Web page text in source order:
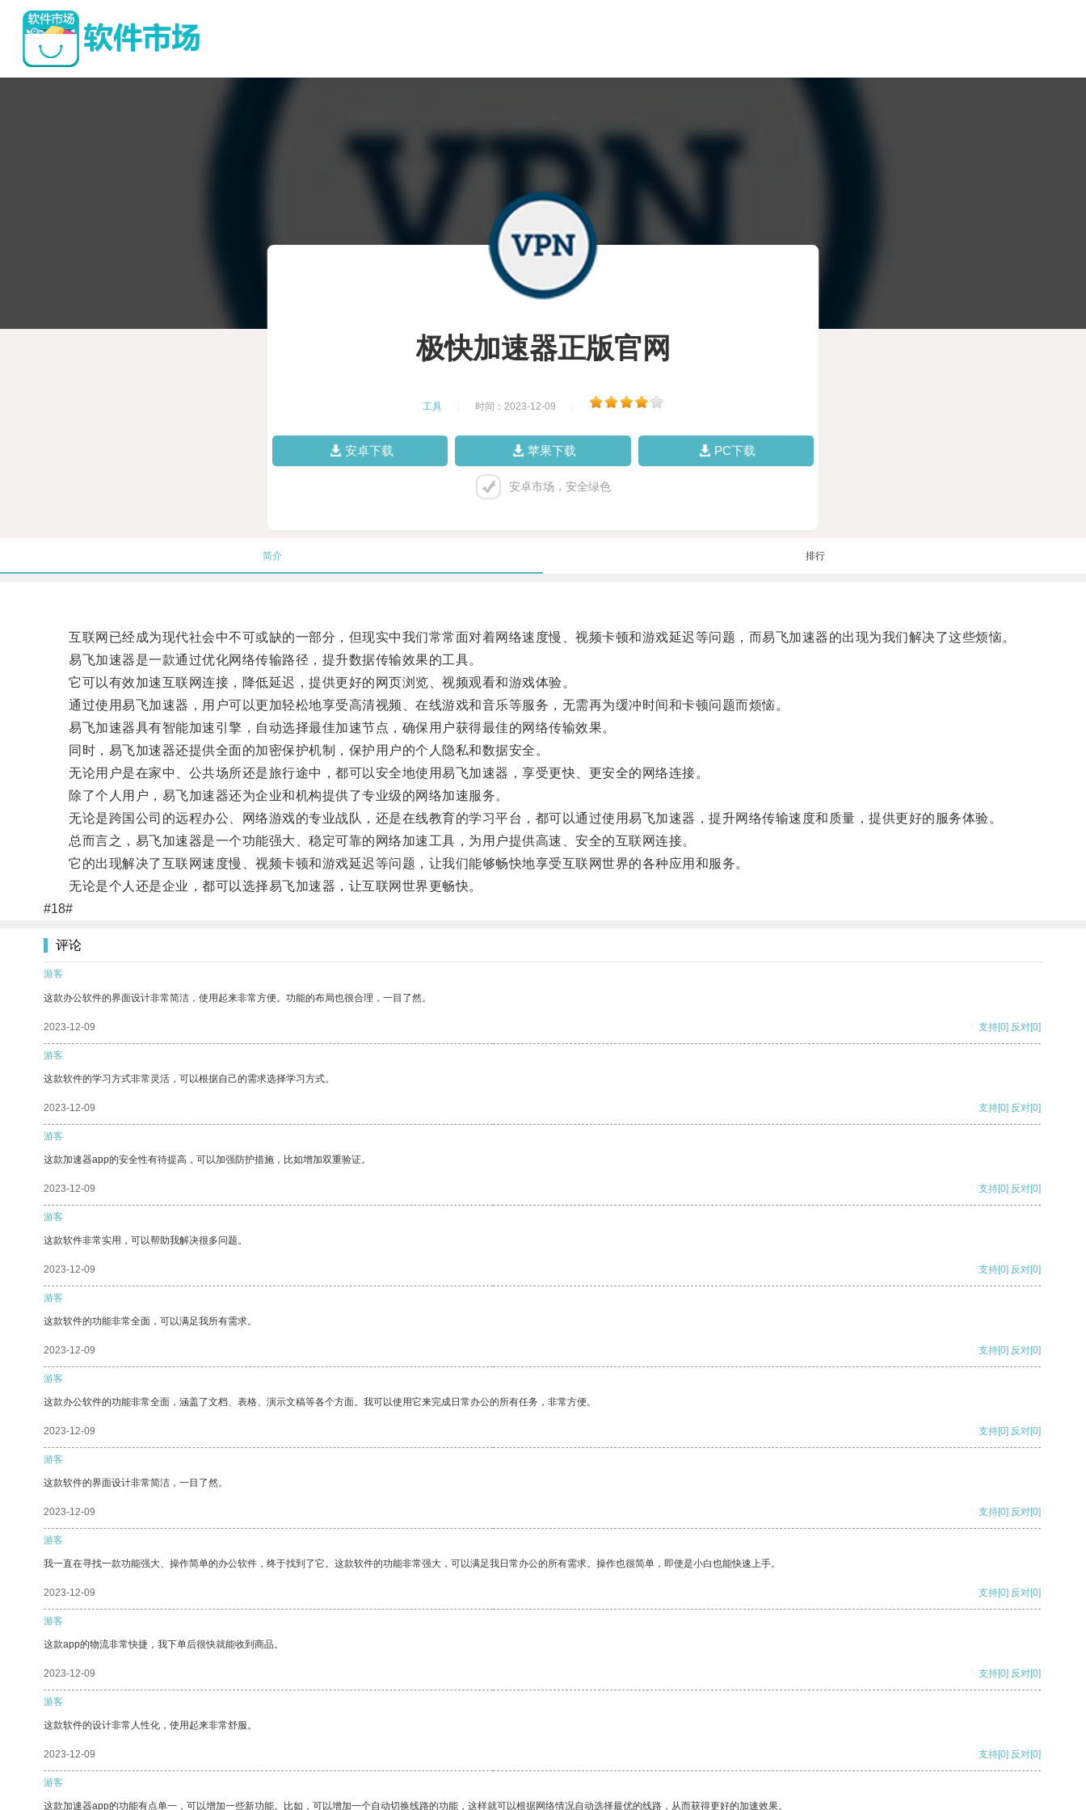
极快加速器正版官网
工具 时间：2023-12-09
安卓下载 苹果下载 PC下载
安卓市场，安全绿色
简介 排行
互联网已经成为现代社会中不可或缺的一部分，但现实中我们常常面对着网络速度慢、视频卡顿和游戏延迟等问题，而易飞加速器的出现为我们解决了这些烦恼。
易飞加速器是一款通过优化网络传输路径，提升数据传输效果的工具。
它可以有效加速互联网连接，降低延迟，提供更好的网页浏览、视频观看和游戏体验。
通过使用易飞加速器，用户可以更加轻松地享受高清视频、在线游戏和音乐等服务，无需再为缓冲时间和卡顿问题而烦恼。
易飞加速器具有智能加速引擎，自动选择最佳加速节点，确保用户获得最佳的网络传输效果。
同时，易飞加速器还提供全面的加密保护机制，保护用户的个人隐私和数据安全。
无论用户是在家中、公共场所还是旅行途中，都可以安全地使用易飞加速器，享受更快、更安全的网络连接。
除了个人用户，易飞加速器还为企业和机构提供了专业级的网络加速服务。
无论是跨国公司的远程办公、网络游戏的专业战队，还是在线教育的学习平台，都可以通过使用易飞加速器，提升网络传输速度和质量，提供更好的服务体验。
总而言之，易飞加速器是一个功能强大、稳定可靠的网络加速工具，为用户提供高速、安全的互联网连接。
它的出现解决了互联网速度慢、视频卡顿和游戏延迟等问题，让我们能够畅快地享受互联网世界的各种应用和服务。
无论是个人还是企业，都可以选择易飞加速器，让互联网世界更畅快。
#18#
评论
游客
这款办公软件的界面设计非常简洁，使用起来非常方便。功能的布局也很合理，一目了然。
2023-12-09 支持[0] 反对[0]
游客
这款软件的学习方式非常灵活，可以根据自己的需求选择学习方式。
2023-12-09 支持[0] 反对[0]
游客
这款加速器app的安全性有待提高，可以加强防护措施，比如增加双重验证。
2023-12-09 支持[0] 反对[0]
游客
这款软件非常实用，可以帮助我解决很多问题。
2023-12-09 支持[0] 反对[0]
游客
这款软件的功能非常全面，可以满足我所有需求。
2023-12-09 支持[0] 反对[0]
游客
这款办公软件的功能非常全面，涵盖了文档、表格、演示文稿等各个方面。我可以使用它来完成日常办公的所有任务，非常方便。
2023-12-09 支持[0] 反对[0]
游客
这款软件的界面设计非常简洁，一目了然。
2023-12-09 支持[0] 反对[0]
游客
我一直在寻找一款功能强大、操作简单的办公软件，终于找到了它。这款软件的功能非常强大，可以满足我日常办公的所有需求。操作也很简单，即使是小白也能快速上手。
2023-12-09 支持[0] 反对[0]
游客
这款app的物流非常快捷，我下单后很快就能收到商品。
2023-12-09 支持[0] 反对[0]
游客
这款软件的设计非常人性化，使用起来非常舒服。
2023-12-09 支持[0] 反对[0]
游客
这款加速器app的功能有点单一，可以增加一些新功能。比如，可以增加一个自动切换线路的功能，这样就可以根据网络情况自动选择最优的线路，从而获得更好的加速效果。